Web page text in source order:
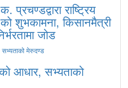
राष्ट्रिय
शुभकामना, किसानमैत्री
जोड
आधार, सभ्यताको